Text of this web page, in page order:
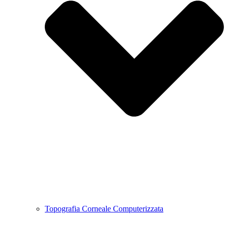
Topografia Corneale Computerizzata